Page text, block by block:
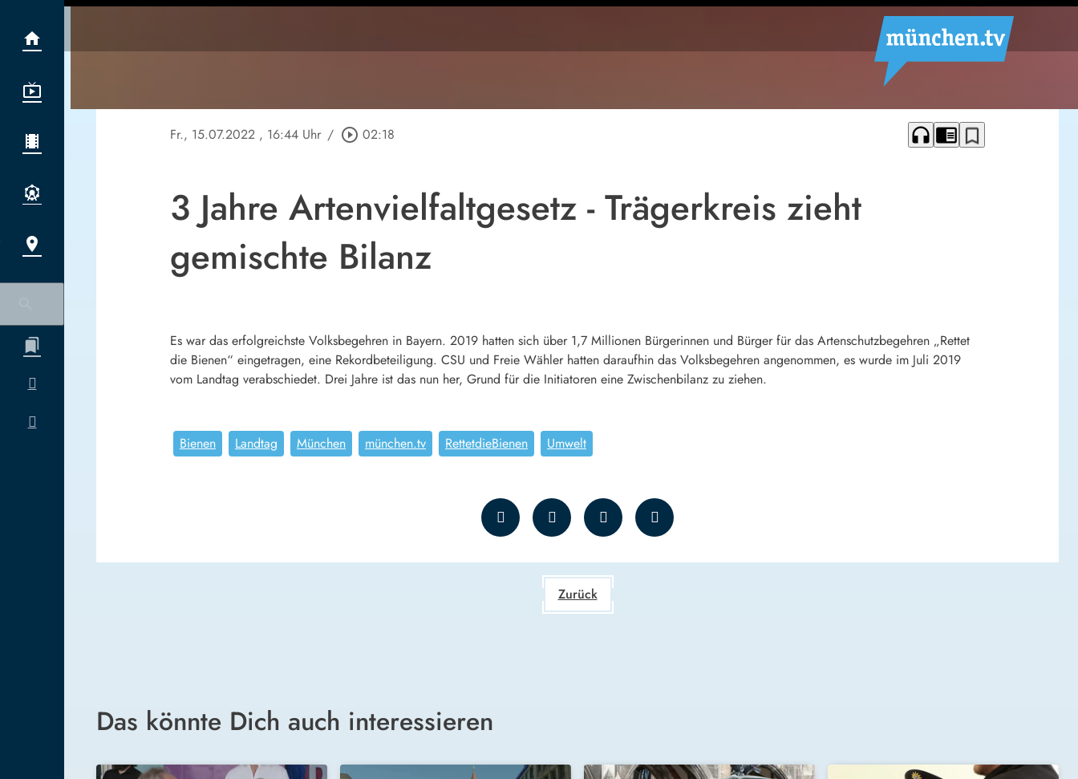
Fr., 15.07.2022 , 16:44 Uhr / play_circle_outline 02:18 headphones chrome_reader_mode bookmark_border
3 Jahre Artenvielfaltgesetz - Trägerkreis zieht
gemischte Bilanz
Es war das erfolgreichste Volksbegehren in Bayern. 2019 hatten sich über 1,7 Millionen Bürgerinnen und Bürger für das Artenschutzbegehren „Rettet
die Bienen“ eingetragen, eine Rekordbeteiligung. CSU und Freie Wähler hatten daraufhin das Volksbegehren angenommen, es wurde im Juli 2019
vom Landtag verabschiedet. Drei Jahre ist das nun her, Grund für die Initiatoren eine Zwischenbilanz zu ziehen.
Bienen Landtag München münchen.tv RettetdieBienen Umwelt
Zurück
Das könnte Dich auch interessieren